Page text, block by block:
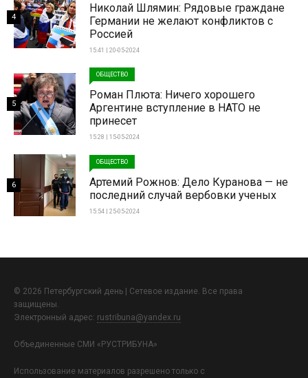
Николай Шлямин: Рядовые граждане
Германии не желают конфликтов с
Россией
15:41 | 20-05-2024
4
ОБЩЕСТВО
Роман Плюта: Ничего хорошего
Аргентине вступление в НАТО не
принесет
15:28 | 15-05-2024
5
ОБЩЕСТВО
Артемий Рожнов: Дело Куранова — не
последний случай вербовки ученых
15:54 | 25-05-2024
6
© 2026 Петербургский день | Сетевое издание. Все права
защищены.
Электронный адрес: rustribuna@yandex.ru
Объединенные СМИ «РУСТРИБУНА»
Использование материалов разрешено только с